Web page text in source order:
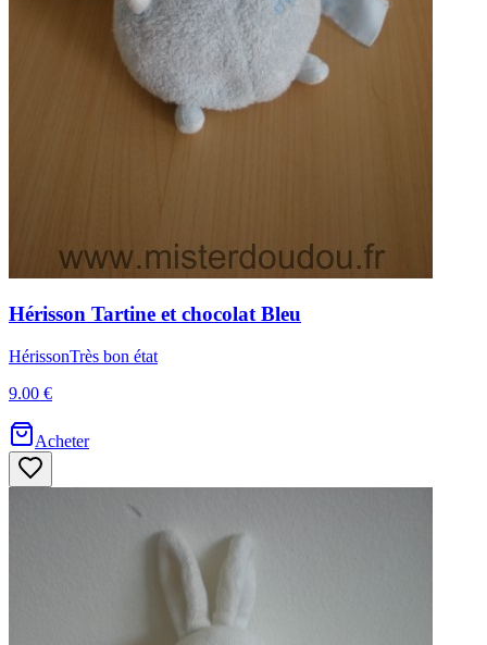
Hérisson Tartine et chocolat Bleu
HérissonTrès bon état
9.00 €
Acheter